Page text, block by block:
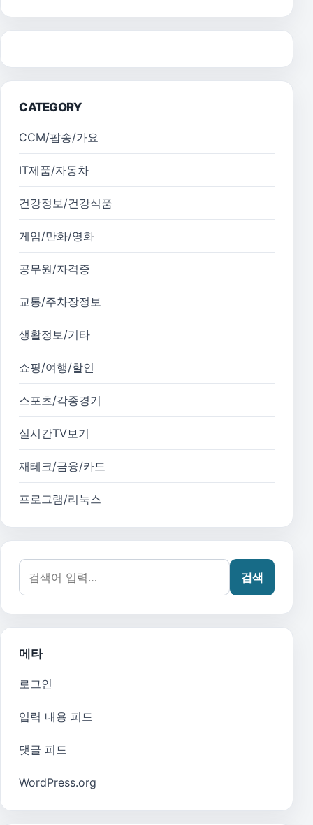
CATEGORY
CCM/팝송/가요
IT제품/자동차
건강정보/건강식품
게임/만화/영화
공무원/자격증
교통/주차장정보
생활정보/기타
쇼핑/여행/할인
스포츠/각종경기
실시간TV보기
재테크/금융/카드
프로그램/리눅스
검색어:
검색
메타
로그인
입력 내용 피드
댓글 피드
WordPress.org